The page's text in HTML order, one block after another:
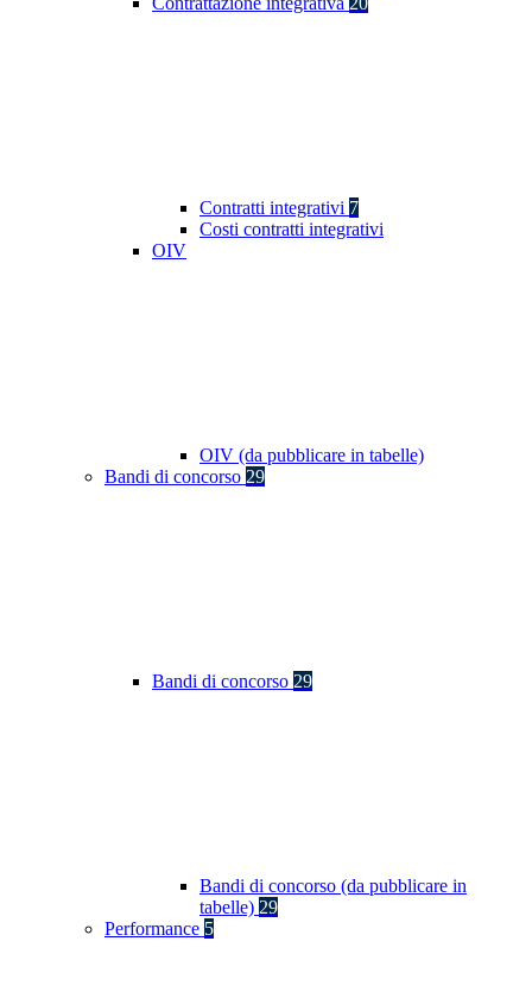
Contratti integrativi 7
Costi contratti integrativi
OIV
OIV (da pubblicare in tabelle)
Bandi di concorso 29
Bandi di concorso 29
Bandi di concorso (da pubblicare in
tabelle) 29
Performance 5